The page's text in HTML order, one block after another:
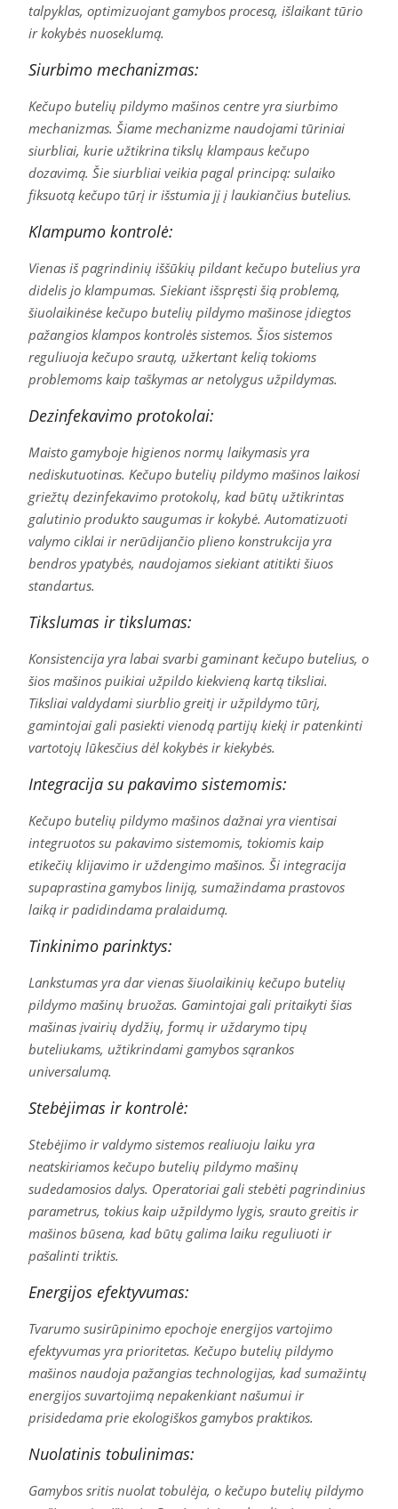
talpyklas, optimizuojant gamybos procesą, išlaikant tūrio
ir kokybės nuoseklumą.
Siurbimo mechanizmas:
Kečupo butelių pildymo mašinos centre yra siurbimo
mechanizmas. Šiame mechanizme naudojami tūriniai
siurbliai, kurie užtikrina tikslų klampaus kečupo
dozavimą. Šie siurbliai veikia pagal principą: sulaiko
fiksuotą kečupo tūrį ir išstumia jį į laukiančius butelius.
Klampumo kontrolė:
Vienas iš pagrindinių iššūkių pildant kečupo butelius yra
didelis jo klampumas. Siekiant išspręsti šią problemą,
šiuolaikinėse kečupo butelių pildymo mašinose įdiegtos
pažangios klampos kontrolės sistemos. Šios sistemos
reguliuoja kečupo srautą, užkertant kelią tokioms
problemoms kaip taškymas ar netolygus užpildymas.
Dezinfekavimo protokolai:
Maisto gamyboje higienos normų laikymasis yra
nediskutuotinas. Kečupo butelių pildymo mašinos laikosi
griežtų dezinfekavimo protokolų, kad būtų užtikrintas
galutinio produkto saugumas ir kokybė. Automatizuoti
valymo ciklai ir nerūdijančio plieno konstrukcija yra
bendros ypatybės, naudojamos siekiant atitikti šiuos
standartus.
Tikslumas ir tikslumas:
Konsistencija yra labai svarbi gaminant kečupo butelius, o
šios mašinos puikiai užpildo kiekvieną kartą tiksliai.
Tiksliai valdydami siurblio greitį ir užpildymo tūrį,
gamintojai gali pasiekti vienodą partijų kiekį ir patenkinti
vartotojų lūkesčius dėl kokybės ir kiekybės.
Integracija su pakavimo sistemomis:
Kečupo butelių pildymo mašinos dažnai yra vientisai
integruotos su pakavimo sistemomis, tokiomis kaip
etikečių klijavimo ir uždengimo mašinos. Ši integracija
supaprastina gamybos liniją, sumažindama prastovos
laiką ir padidindama pralaidumą.
Tinkinimo parinktys:
Lankstumas yra dar vienas šiuolaikinių kečupo butelių
pildymo mašinų bruožas. Gamintojai gali pritaikyti šias
mašinas įvairių dydžių, formų ir uždarymo tipų
buteliukams, užtikrindami gamybos sąrankos
universalumą.
Stebėjimas ir kontrolė:
Stebėjimo ir valdymo sistemos realiuoju laiku yra
neatskiriamos kečupo butelių pildymo mašinų
sudedamosios dalys. Operatoriai gali stebėti pagrindinius
parametrus, tokius kaip užpildymo lygis, srauto greitis ir
mašinos būsena, kad būtų galima laiku reguliuoti ir
pašalinti triktis.
Energijos efektyvumas:
Tvarumo susirūpinimo epochoje energijos vartojimo
efektyvumas yra prioritetas. Kečupo butelių pildymo
mašinos naudoja pažangias technologijas, kad sumažintų
energijos suvartojimą nepakenkiant našumui ir
prisidedama prie ekologiškos gamybos praktikos.
Nuolatinis tobulinimas:
Gamybos sritis nuolat tobulėja, o kečupo butelių pildymo